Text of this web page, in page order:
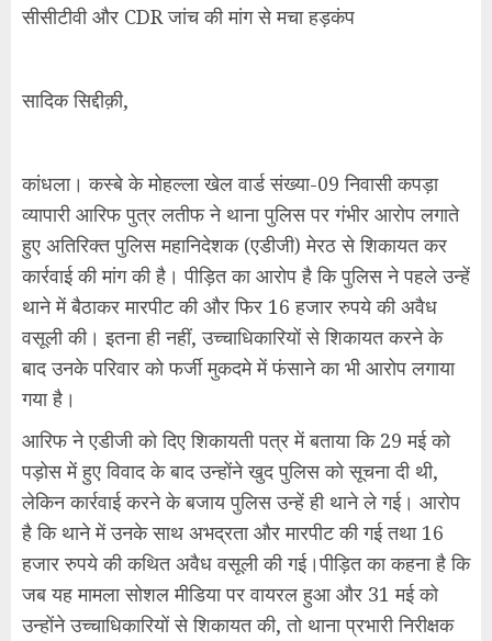
सीसीटीवी और CDR जांच की मांग से मचा हड़कंप
सादिक सिद्दीक़ी,
कांधला। कस्बे के मोहल्ला खेल वार्ड संख्या-09 निवासी कपड़ा
व्यापारी आरिफ पुत्र लतीफ ने थाना पुलिस पर गंभीर आरोप लगाते
हुए अतिरिक्त पुलिस महानिदेशक (एडीजी) मेरठ से शिकायत कर
कार्रवाई की मांग की है। पीड़ित का आरोप है कि पुलिस ने पहले उन्हें
थाने में बैठाकर मारपीट की और फिर 16 हजार रुपये की अवैध
वसूली की। इतना ही नहीं, उच्चाधिकारियों से शिकायत करने के
बाद उनके परिवार को फर्जी मुकदमे में फंसाने का भी आरोप लगाया
गया है।
आरिफ ने एडीजी को दिए शिकायती पत्र में बताया कि 29 मई को
पड़ोस में हुए विवाद के बाद उन्होंने खुद पुलिस को सूचना दी थी,
लेकिन कार्रवाई करने के बजाय पुलिस उन्हें ही थाने ले गई। आरोप
है कि थाने में उनके साथ अभद्रता और मारपीट की गई तथा 16
हजार रुपये की कथित अवैध वसूली की गई।पीड़ित का कहना है कि
जब यह मामला सोशल मीडिया पर वायरल हुआ और 31 मई को
उन्होंने उच्चाधिकारियों से शिकायत की, तो थाना प्रभारी निरीक्षक